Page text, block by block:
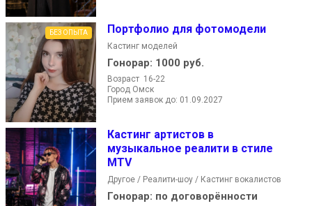
БЕЗ ОПЫТА Портфолио для фотомодели
Кастинг моделей
Гонорар: 1000 руб.
Возраст 16-22
Город Омск
Прием заявок до: 01.09.2027
Кастинг артистов в
музыкальное реалити в стиле
MTV
Другое / Реалити-шоу / Кастинг вокалистов
Гонорар: по договорённости